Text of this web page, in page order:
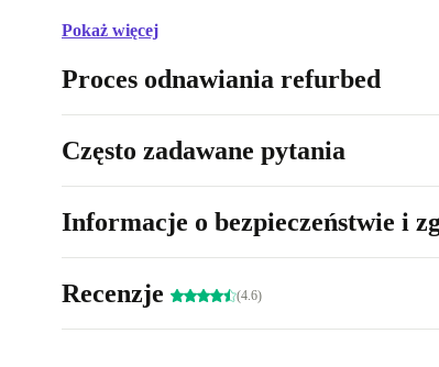
Pokaż więcej
Proces odnawiania refurbed
Często zadawane pytania
Informacje o bezpieczeństwie i
Recenzje (4.6)